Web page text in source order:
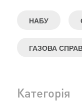
НАБУ
ГАЗОВА
Категорія